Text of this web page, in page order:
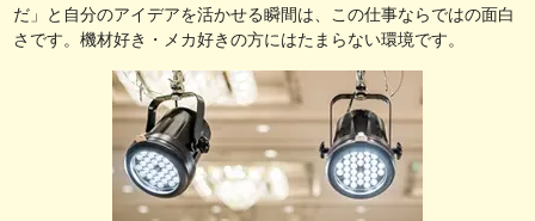
だ」と自分のアイデアを活かせる瞬間は、この仕事ならではの面白
さです。機材好き・メカ好きの方にはたまらない環境です。